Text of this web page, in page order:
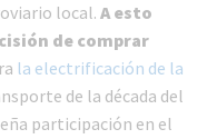
local. A esto
de comprar
la electrificación de la
de la década del
participación en el